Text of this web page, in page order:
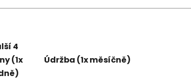
4
(1x
Údržba (1x měsíčně)